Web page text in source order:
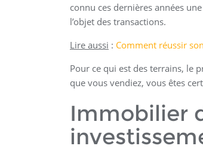
connu ces dernières années
l’objet des transactions.
Lire aussi : Comment réussir
Pour ce qui est des terrains, le
que vous vendiez, vous êtes
Immobilier